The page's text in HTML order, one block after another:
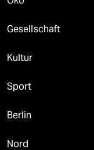
Gesellschaft
Kultur
Sport
Berlin
Nord